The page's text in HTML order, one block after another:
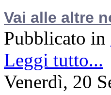
Vai alle altre
Pubblicato in
Leggi tutto...
Venerdì, 20